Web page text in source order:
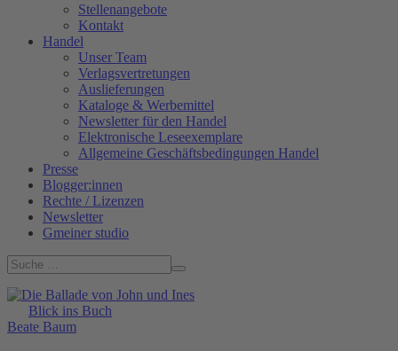
Stellenangebote
Kontakt
Handel
Unser Team
Verlagsvertretungen
Auslieferungen
Kataloge & Werbemittel
Newsletter für den Handel
Elektronische Leseexemplare
Allgemeine Geschäftsbedingungen Handel
Presse
Blogger:innen
Rechte / Lizenzen
Newsletter
Gmeiner studio
Blick ins Buch
Beate Baum